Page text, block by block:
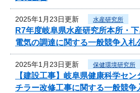
2025年1月23日更新 水産研究所
R7年度岐阜県水産研究所本所・
電気の調達に関する一般競争入札
2025年1月23日更新 保健環境研究所
【建設工事】岐阜県健康科学セ
チラー改修工事に関する一般競争